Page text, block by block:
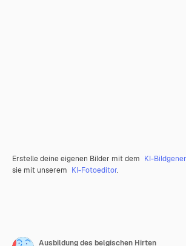
Erstelle deine eigenen Bilder mit dem KI-
sie mit unserem KI-Fotoeditor.
Ausbildung des belgischen Hirten